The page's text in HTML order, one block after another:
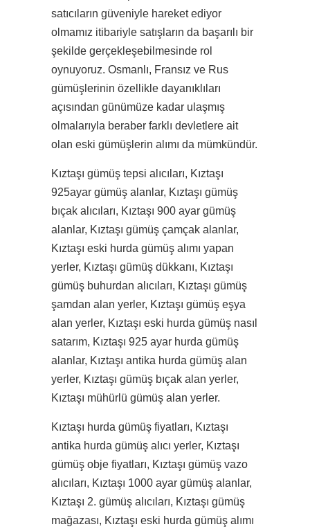
satıcıların güveniyle hareket ediyor
olmamız itibariyle satışların da başarılı bir
şekilde gerçekleşebilmesinde rol
oynuyoruz. Osmanlı, Fransız ve Rus
gümüşlerinin özellikle dayanıklıları
açısından günümüze kadar ulaşmış
olmalarıyla beraber farklı devletlere ait
olan eski gümüşlerin alımı da mümkündür.
Kıztaşı gümüş tepsi alıcıları, Kıztaşı
925ayar gümüş alanlar, Kıztaşı gümüş
bıçak alıcıları, Kıztaşı 900 ayar gümüş
alanlar, Kıztaşı gümüş çamçak alanlar,
Kıztaşı eski hurda gümüş alımı yapan
yerler, Kıztaşı gümüş dükkanı, Kıztaşı
gümüş buhurdan alıcıları, Kıztaşı gümüş
şamdan alan yerler, Kıztaşı gümüş eşya
alan yerler, Kıztaşı eski hurda gümüş nasıl
satarım, Kıztaşı 925 ayar hurda gümüş
alanlar, Kıztaşı antika hurda gümüş alan
yerler, Kıztaşı gümüş bıçak alan yerler,
Kıztaşı mühürlü gümüş alan yerler.
Kıztaşı hurda gümüş fiyatları, Kıztaşı
antika hurda gümüş alıcı yerler, Kıztaşı
gümüş obje fiyatları, Kıztaşı gümüş vazo
alıcıları, Kıztaşı 1000 ayar gümüş alanlar,
Kıztaşı 2. gümüş alıcıları, Kıztaşı gümüş
mağazası, Kıztaşı eski hurda gümüş alımı